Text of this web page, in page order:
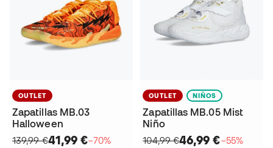
OUTLET
Zapatillas MB.03
Halloween
139,99 €41,99 €−70%
OUTLET NIÑOS
Zapatillas MB.05 Mist
Niño
104,99 €46,99 €−55%